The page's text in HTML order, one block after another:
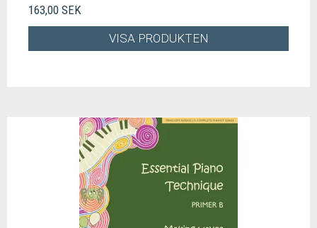
163,00 SEK
VISA PRODUKTEN